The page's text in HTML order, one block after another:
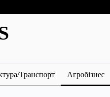
Транспорт Агробізнес